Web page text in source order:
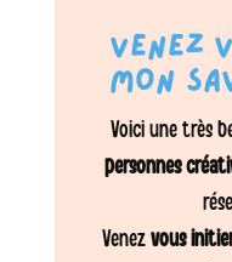
Venez
mon
Voici une très
personnes
Venezvous